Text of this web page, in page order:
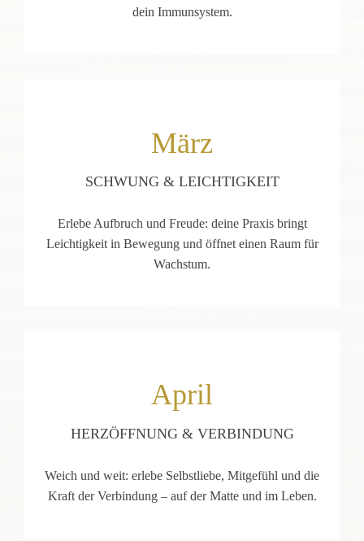
dein Immunsystem.
März
SCHWUNG & LEICHTIGKEIT
Erlebe Aufbruch und Freude: deine Praxis bringt
Leichtigkeit in Bewegung und öffnet einen Raum für
Wachstum.
April
HERZÖFFNUNG & VERBINDUNG
Weich und weit: erlebe Selbstliebe, Mitgefühl und die
Kraft der Verbindung – auf der Matte und im Leben.